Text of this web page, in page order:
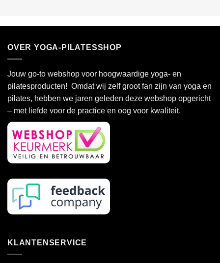
Deze
kan
gekozen
op
de
productpagina
Deze
op
de
productpagina
OVER YOGA-PILATESSHOP
Jouw go-to webshop voor hoogwaardige yoga- en
pilatesproducten! Omdat wij zelf groot fan zijn van yoga en
pilates, hebben we jaren geleden deze webshop opgericht
– met liefde voor de practice en oog voor kwaliteit.
KLANTENSERVICE